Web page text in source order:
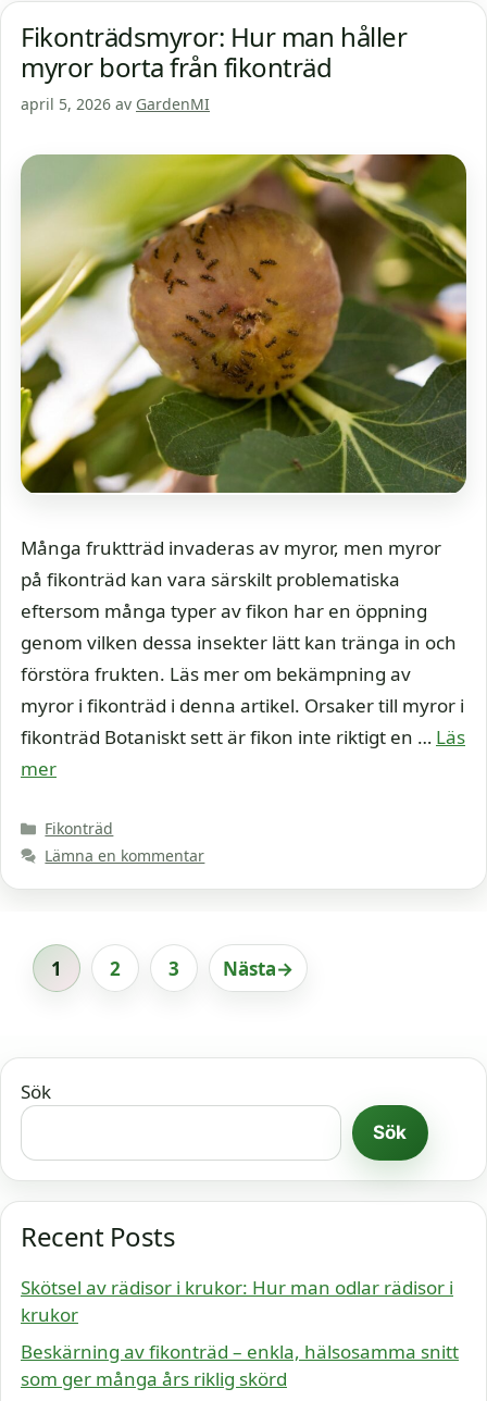
Fikonträdsmyror: Hur man håller
myror borta från fikonträd
april 5, 2026 av GardenMI
Många fruktträd invaderas av myror, men myror
på fikonträd kan vara särskilt problematiska
eftersom många typer av fikon har en öppning
genom vilken dessa insekter lätt kan tränga in och
förstöra frukten. Läs mer om bekämpning av
myror i fikonträd i denna artikel. Orsaker till myror i
fikonträd Botaniskt sett är fikon inte riktigt en … Läs
mer
Kategorier
Fikonträd
Lämna en kommentar
Sida
1 Sida
2 Sida
3 Nästa→
Sök
Sök
Recent Posts
Skötsel av rädisor i krukor: Hur man odlar rädisor i
krukor
Beskärning av fikonträd – enkla, hälsosamma snitt
som ger många års riklig skörd